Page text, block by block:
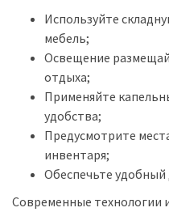
Используйте
мебель;
Освещение
отдыха;
Применяйте
удобства;
Предусмотрите
инвентаря;
Обеспечьте
Современные технологии